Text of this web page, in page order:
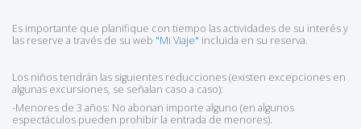
Es importante que planifique con tiempo las actividades de su interés y
las reserve a través de su web "Mi Viaje" incluida en su reserva.
Los niños tendrán las siguientes reducciones (existen excepciones en
algunas excursiones, se señalan caso a caso):
-Menores de 3 años: No abonan importe alguno (en algunos
espectáculos pueden prohibir la entrada de menores).